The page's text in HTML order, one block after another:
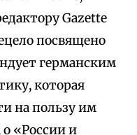
Gazette
посвящено
германским
которая
на пользу им
«России и